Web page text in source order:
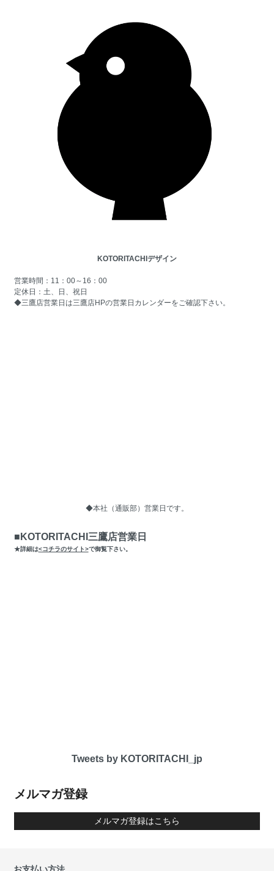
KOTORITACHIデザイン
営業時間：11：00～16：00
定休日：土、日、祝日
◆三鷹店営業日は三鷹店HPの営業日カレンダーをご確認下さい。
◆本社（通販部）営業日です。
■KOTORITACHI三鷹店営業日
★詳細は<コチラのサイト>で御覧下さい。
Tweets by KOTORITACHI_jp
メルマガ登録
メルマガ登録はこちら